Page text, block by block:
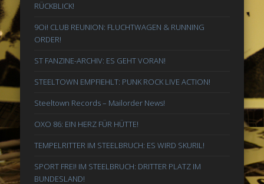
RÜCKBLICK!
9Oi! CLUB REUNION: FLUCHTWAGEN & RUNNING
ORDER!
ST FANZINE-ARCHIV: ES GEHT VORAN!
STEELTOWN EMPFIEHLT: PUNK ROCK LIVE ACTION!
Steeltown Records – Mailorder News!
OXO 86: EIN HERZ FÜR HÜTTE!
TEMPELRITTER IM STEELBRUCH: ES WIRD SKURIL!
SPORT FREI! IM STEELBRUCH: DRITTER PLATZ IM
BUNDESLAND!